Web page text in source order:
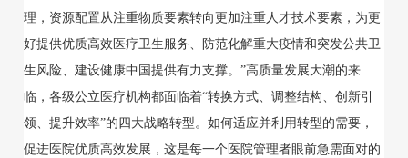
理，资源配置从注重物质要素转向更加注重人才技术要素，为更
好提供优质高效医疗卫生服务、防范化解重大疫情和突发公共卫
生风险、建设健康中国提供有力支撑。”高质量发展大潮的来
临，各级公立医疗机构都面临着“转换方式、调整结构、创新引
领、提升效率”的四大战略转型。如何适应并利用转型的需要，
促进医院优质高效发展，这是每一个医院管理者眼前急需面对的